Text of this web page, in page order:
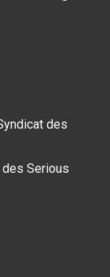
des
Serious